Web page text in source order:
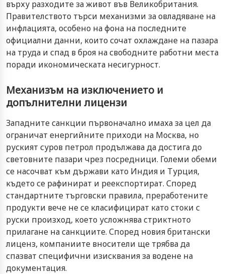
върху разходите за живот във Великобритания.
Правителството търси механизми за овладяване на
инфлацията, особено на фона на последните
официални данни, които сочат охлаждане на пазара
на труда и спад в броя на свободните работни места
поради икономическата несигурност.
Механизъм на изключението и
допълнителни лицензи
Западните санкции първоначално имаха за цел да
ограничат енергийните приходи на Москва, но
руският суров петрол продължава да достига до
световните пазари чрез посредници. Големи обеми
се насочват към държави като Индия и Турция,
където се рафинират и реекспортират. Според
стандартните търговски правила, преработените
продукти вече не се класифицират като стоки с
руски произход, което усложнява стриктното
прилагане на санкциите. Според новия британски
лиценз, компаниите вносители ще трябва да
спазват специфични изисквания за водене на
документация.